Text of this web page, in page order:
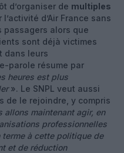
d’organiser de multiples
d’Air France sans
passagers alors que
sont déjà victimes
dans leurs
parole résume par
heures est plus
». Le SNPL veut aussi
de le rejoindre, y compris
allons maintenant agir, en
professionnelles
terme à cette politique de
et de réduction